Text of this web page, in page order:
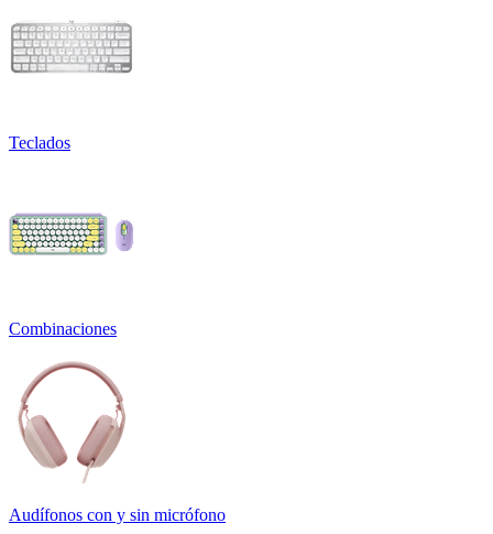
Teclados
Combinaciones
Audífonos con y sin micrófono